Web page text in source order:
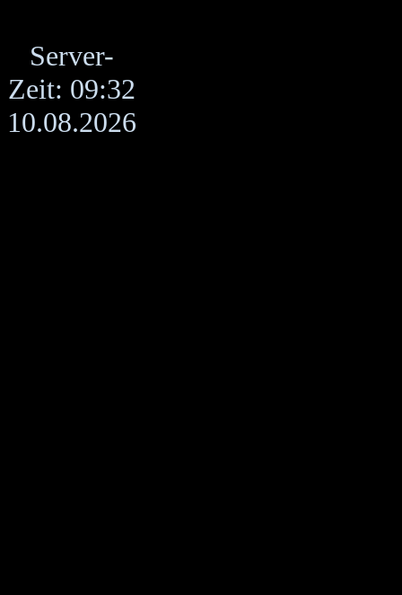
Server-
Zeit: 09:32
10.08.2026